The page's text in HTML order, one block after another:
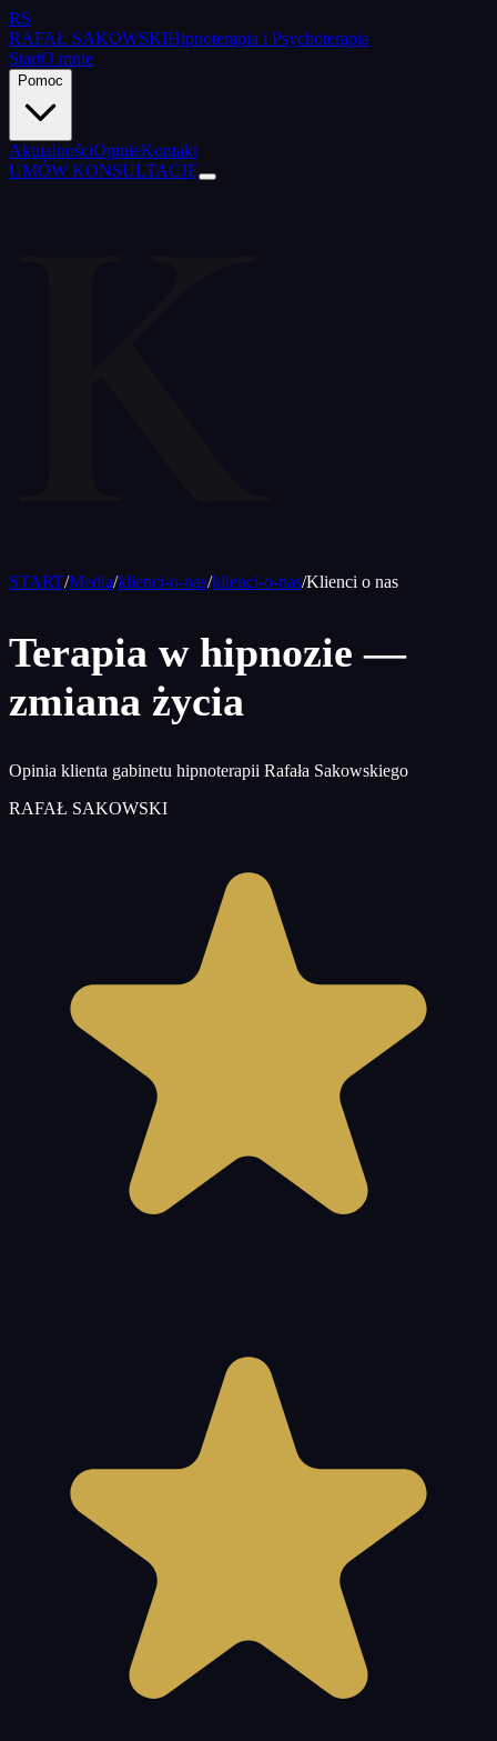
RS
RAFAŁ SAKOWSKIHipnoterapia i Psychoterapia
StartO mnie
Pomoc
AktualnościOpinieKontakt
UMÓW KONSULTACJĘ
START/Media/klienci-o-nas/klienci-o-nas/Klienci o nas
Terapia w hipnozie —
zmiana życia
Opinia klienta gabinetu hipnoterapii Rafała Sakowskiego
RAFAŁ SAKOWSKI